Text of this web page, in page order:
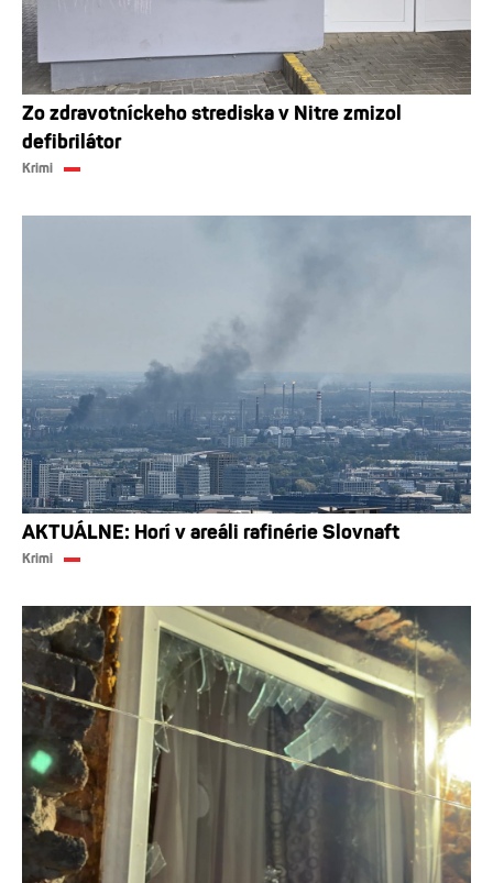
Zo zdravotníckeho strediska v Nitre zmizol
defibrilátor
Krimi
AKTUÁLNE: Horí v areáli rafinérie Slovnaft
Krimi